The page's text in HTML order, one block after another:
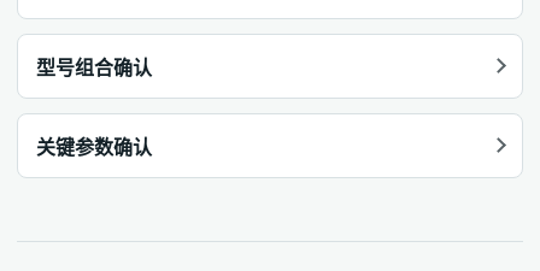
型号组合确认
关键参数确认